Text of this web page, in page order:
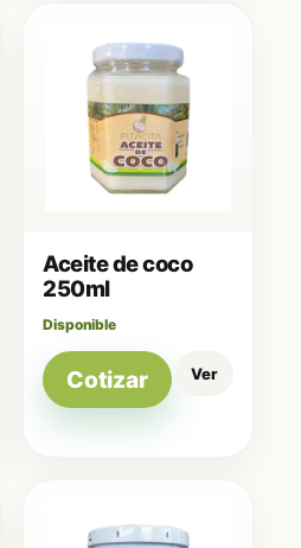
Aceite de coco
250ml
Disponible
Cotizar Ver